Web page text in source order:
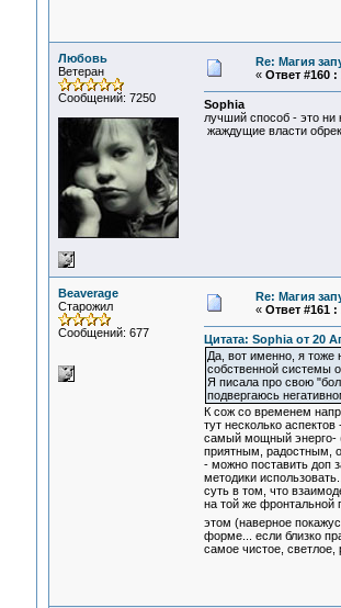
Любовь
Ветеран
Сообщений: 7250
Re: Магия
« Ответ #160 :
Sophia
лучший способ - это ни
жаждущие власти
Beaverage
Старожил
Сообщений: 677
Re: Магия
« Ответ #161 :
Цитата: Sophia от 20
Да, вот именно, я тоже
собственной системы
Я писала про свою
подвергаюсь
К сож со временем
тут несколько
самый мощный энерго-
приятным, радостным,
- можно поставить доп
методики
суть в том, что
на той же фронтальной
этом (наверное
форме... если близко
самое чистое, светлое,